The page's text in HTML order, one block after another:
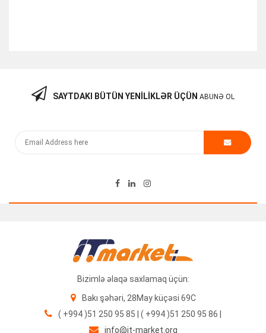
Reyee Router RG-EW3000GX (AX3000 Dual-Band Wi-Fi 6
165.00₼
NEW
SAYTDAKI BÜTÜN YENILIKLƏR ÜÇÜN ABUNƏ OL
Bizimlə əlaqə saxlamaq üçün:
Bakı şəhəri, 28May küçəsi 69C
( +994 )51 250 95 85 | ( +994 )51 250 95 86 |
info@it-market.org